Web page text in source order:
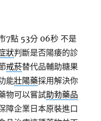
7點 53分 06秒 不是
狀判斷是否陽痿的診
戒菸替代品輔助糖果
能壯陽藥採用解決你
物可以嘗試助勃藥品
障企業日本原裝進口